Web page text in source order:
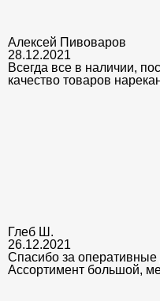
Алексей Пивоваров
28.12.2021
Всегда все в наличии,
качество товаров
Глеб Ш.
26.12.2021
Спасибо за оперативные
Ассортимент большой,